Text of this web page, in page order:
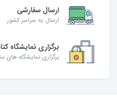
ارسال سفارشی
ارسال به سراسر کشور
برگزاری نمایشگاه
برگزاری نمایشگاه های